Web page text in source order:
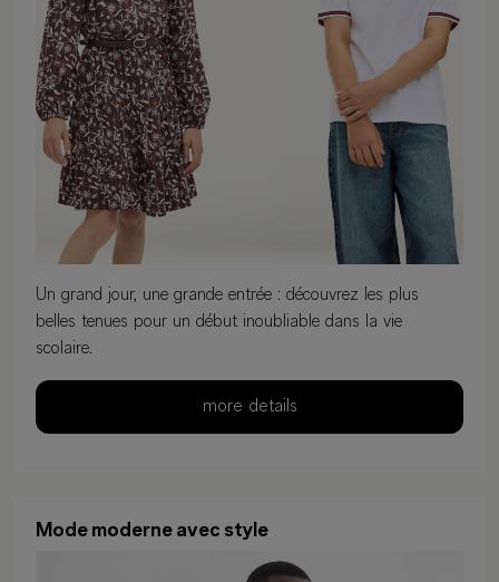
Un grand jour, une grande entrée : découvrez les plus
belles tenues pour un début inoubliable dans la vie
scolaire.
more details
Mode moderne avec style